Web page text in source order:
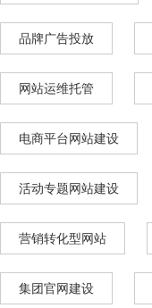
品牌广告投放
网站运维托管
电商平台网站建设
活动专题网站建设
营销转化型网站
集团官网建设